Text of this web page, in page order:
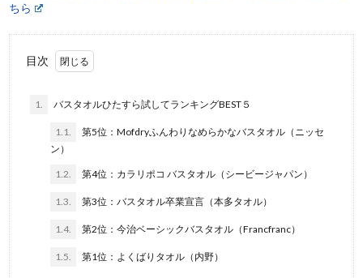
ちら
目次
1. バスタオルひたすら試してランキングBEST５
1.1.
第5位：Mofdryふんわりなめらかなバスタオル（ニッセ
ン）
1.2. 第4位：カラリポコ バスタオル（シービージャパン）
1.3. 第3位：バスタオル卒業宣言（本多タオル）
1.4. 第2位：今治ベーシックバスタオル（Francfranc）
1.5. 第1位：よくばりタオル（内野）